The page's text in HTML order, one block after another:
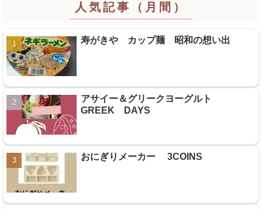
人気記事（月間）
寿がきや カップ麺 昭和の想い出
アサイー＆グリークヨーグルト
GREEK DAYS
おにぎりメーカー 3COINS